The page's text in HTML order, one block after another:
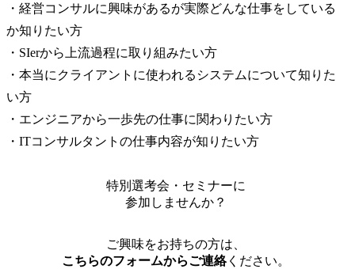
・経営コンサルに興味があるが実際どんな仕事をしている
か知りたい方
・SIerから上流過程に取り組みたい方
・本当にクライアントに使われるシステムについて知りた
い方
・エンジニアから一歩先の仕事に関わりたい方
・ITコンサルタントの仕事内容が知りたい方
特別選考会・セミナーに
参加しませんか？
ご興味をお持ちの方は、
こちらのフォームからご連絡ください。